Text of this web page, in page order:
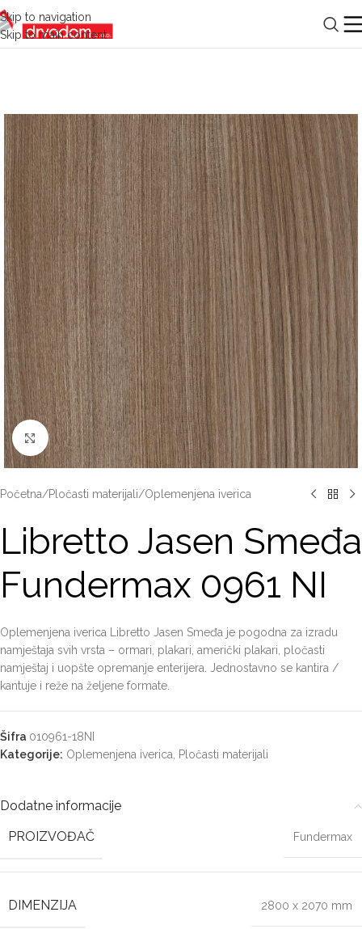
Skip to navigation
Skip to main content
Click to enlarge
Početna/Pločasti materijali/Oplemenjena iverica
Libretto Jasen Smeđa
Fundermax 0961 NI
Oplemenjena iverica Libretto Jasen Smeđa je pogodna za izradu
namještaja svih vrsta – ormari, plakari, američki plakari, pločasti
namještaj i uopšte opremanje enterijera. Jednostavno se kantira /
kantuje i reže na željene formate.
Šifra 010961-18NI
Kategorije: Oplemenjena iverica Pločasti materijali
Dodatne informacije
PROIZVOĐAČ
Fundermax
DIMENZIJA 2800 x 2070 mm